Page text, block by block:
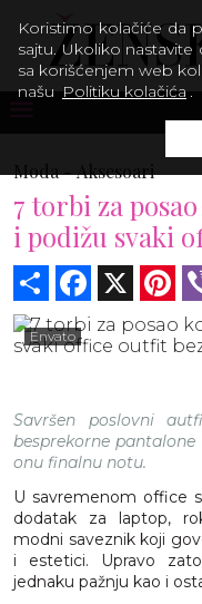
Moda -Aksesoari
7 torbi za
i podižu svaki
Share Facebook
Envato
Savršen poslovni
besprekorne
onu finalnu notu.
U savremenom office
dodatak za laptop,
modni saveznik koji
i estetici. Upravo
jednaku pažnju kao i
Koristimo kolačiće da
sajtu. Ukoliko nastavite
sa korišćenjem web
našu Politiku kolačića .